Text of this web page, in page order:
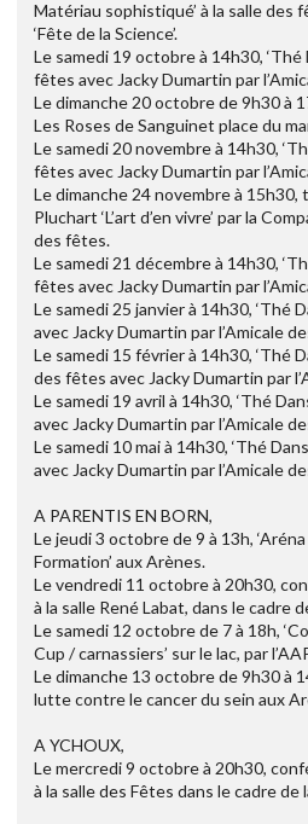
Matériau sophistiqué’ à la salle des
‘Fête de la Science’.
Le samedi 19 octobre à 14h30, ‘Thé
fêtes avec Jacky Dumartin par
Le dimanche 20 octobre de 9h30 à
Les Roses de Sanguinet place du
Le samedi 20 novembre à 14h30,
fêtes avec Jacky Dumartin par
Le dimanche 24 novembre à 15h30,
Pluchart ‘L’art d’en vivre’ par la
des fêtes.
Le samedi 21 décembre à 14h30,
fêtes avec Jacky Dumartin par
Le samedi 25 janvier à 14h30, ‘Thé
avec Jacky Dumartin par l’Amicale
Le samedi 15 février à 14h30, ‘Thé
des fêtes avec Jacky Dumartin par
Le samedi 19 avril à 14h30, ‘Thé
avec Jacky Dumartin par l’Amicale
Le samedi 10 mai à 14h30, ‘Thé
avec Jacky Dumartin par l’Amicale
A PARENTIS EN BORN,
Le jeudi 3 octobre de 9 à 13h,
Formation’ aux Arènes.
Le vendredi 11 octobre à 20h30,
à la salle René Labat, dans le cadre
Le samedi 12 octobre de 7 à 18h,
Cup / carnassiers’ sur le lac, par
Le dimanche 13 octobre de 9h30 à
lutte contre le cancer du sein aux
A YCHOUX,
Le mercredi 9 octobre à 20h30,
à la salle des Fêtes dans le cadre de